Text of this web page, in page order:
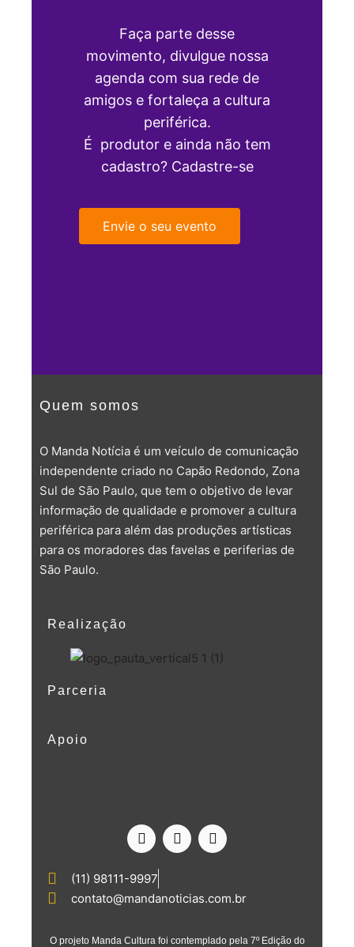
Faça parte desse
movimento, divulgue nossa
agenda com sua rede de
amigos e fortaleça a cultura
periférica.
É produtor e ainda não tem
cadastro? Cadastre-se
Envie o seu evento
Quem somos
O Manda Notícia é um veículo de comunicação
independente criado no Capão Redondo, Zona
Sul de São Paulo, que tem o objetivo de levar
informação de qualidade e promover a cultura
periférica para além das produções artísticas
para os moradores das favelas e periferias de
São Paulo.
Realização
Parceria
Apoio
(11) 98111-9997
contato@mandanoticias.com.br
O projeto Manda Cultura foi contemplado pela 7º Edição do